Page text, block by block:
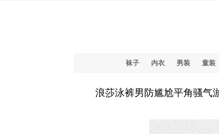
袜子 内衣 男装 童装
浪莎泳裤男防尴尬平角骚气